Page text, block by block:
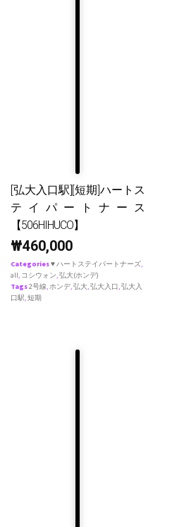
[弘大入口駅][短期]ハートス
テイパートナース
【506HIHUCO】
₩460,000
Categories♥ ハートステイパートナーズ,
all, コシウォン,弘大(ホンデ)
Tags2号線,ホンデ,弘大,弘大入口,弘大入
口駅,短期